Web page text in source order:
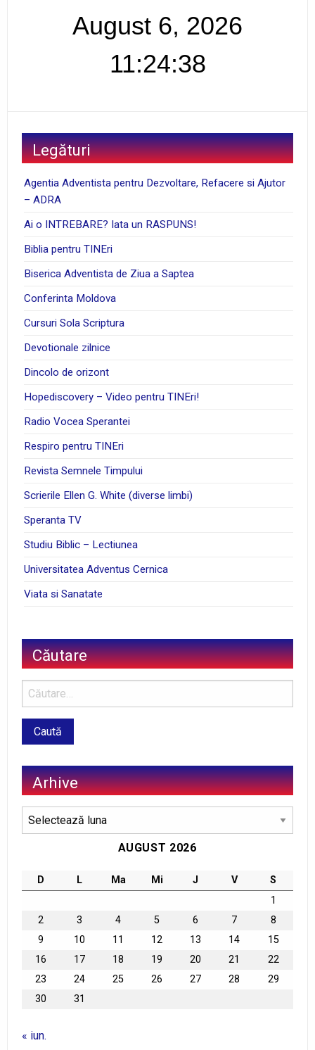
August 6, 2026
11:24:39
Legături
Agentia Adventista pentru Dezvoltare, Refacere si Ajutor
– ADRA
Ai o INTREBARE? Iata un RASPUNS!
Biblia pentru TINEri
Biserica Adventista de Ziua a Saptea
Conferinta Moldova
Cursuri Sola Scriptura
Devotionale zilnice
Dincolo de orizont
Hopediscovery – Video pentru TINEri!
Radio Vocea Sperantei
Respiro pentru TINEri
Revista Semnele Timpului
Scrierile Ellen G. White (diverse limbi)
Speranta TV
Studiu Biblic – Lectiunea
Universitatea Adventus Cernica
Viata si Sanatate
Căutare
Arhive
Arhive
AUGUST 2026
D L Ma Mi J V
S
1
2
3 4 5 6 7
8
9
10 11 12 13 14
15
16
17 18 19 20 21
22
23
24 25 26 27 28
29
30
31
« iun.